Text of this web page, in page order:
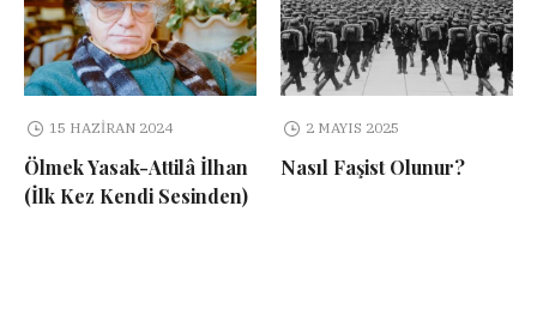
15 HAZIRAN 2024
Ölmek Yasak-Attilâ İlhan
(İlk Kez Kendi Sesinden)
2 MAYIS 2025
Nasıl Faşist Olunur?